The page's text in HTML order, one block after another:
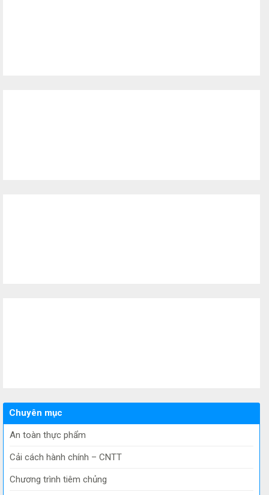
Chuyên mục
An toàn thực phẩm
Cải cách hành chính – CNTT
Chương trình tiêm chủng